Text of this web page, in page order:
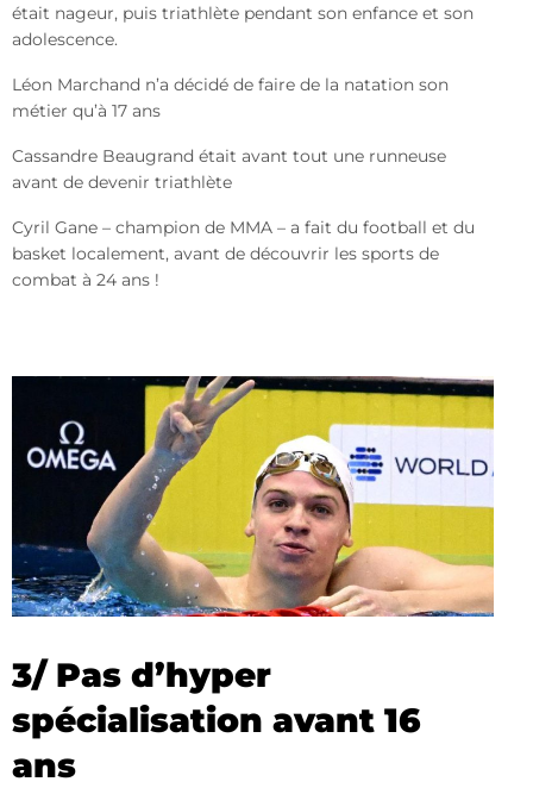
était nageur, puis triathlète pendant son enfance et son
adolescence.
Léon Marchand n’a décidé de faire de la natation son
métier qu’à 17 ans
Cassandre Beaugrand était avant tout une runneuse
avant de devenir triathlète
Cyril Gane – champion de MMA – a fait du football et du
basket localement, avant de découvrir les sports de
combat à 24 ans !
3/ Pas d’hyper
spécialisation avant 16
ans